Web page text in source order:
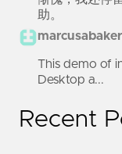
助。
This demo of
Desktop a...
Recent